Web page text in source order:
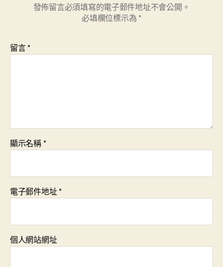
發佈留言必須填寫的電子郵件地址不會公開。
必填欄位標示為 *
留言*
顯示名稱*
電子郵件地址*
個人網站網址